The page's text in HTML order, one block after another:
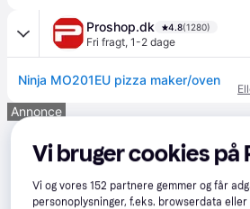
Proshop.dk 4.8(1280)
Fri fragt, 1-2 dage
Ninja MO201EU pizza maker/oven
Annonce
Vi bruger cookies på
Vi og vores 152 partnere gemmer og får
personoplysninger, f.eks. browserdata